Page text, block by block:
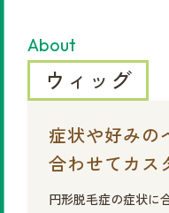
About
ウィッグ
症状や好みの
合わせてカス
円形脱毛症の症状に